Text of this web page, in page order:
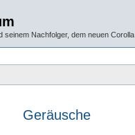
Nachfolger, dem neuen Corolla
Geräusche